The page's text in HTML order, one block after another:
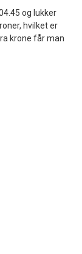
og lukker
hvilket er
krone får man